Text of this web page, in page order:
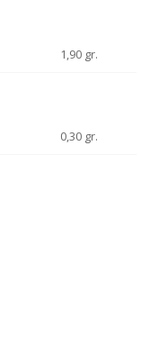
1,90 gr.
0,30 gr.